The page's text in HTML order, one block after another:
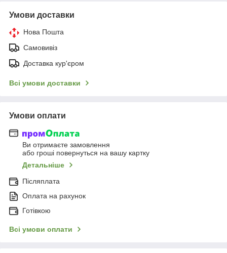
Умови доставки
Нова Пошта
Самовивіз
Доставка кур'єром
Всі умови доставки
Умови оплати
Ви отримаєте замовлення
або гроші повернуться на вашу картку
Детальніше
Післяплата
Оплата на рахунок
Готівкою
Всі умови оплати